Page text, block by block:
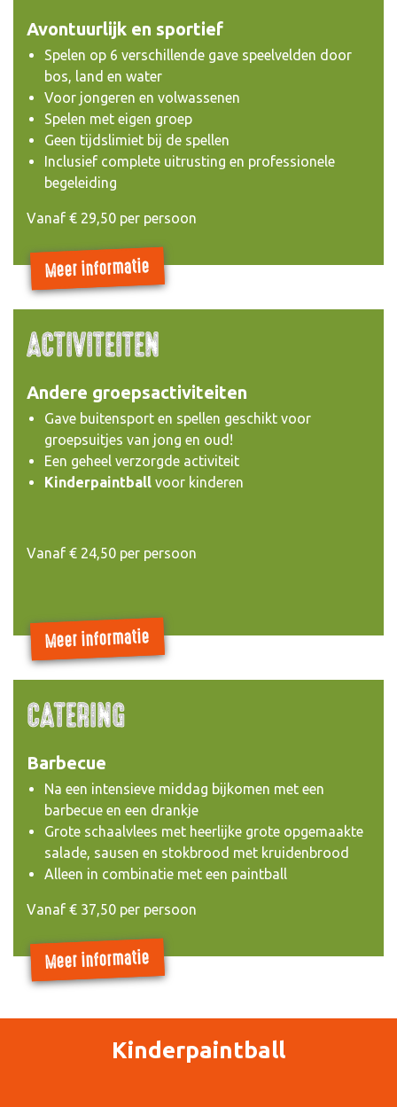
Avontuurlijk en sportief
Spelen op 6 verschillende gave speelvelden door
bos, land en water
Voor jongeren en volwassenen
Spelen met eigen groep
Geen tijdslimiet bij de spellen
Inclusief complete uitrusting en professionele
begeleiding
Vanaf € 29,50 per persoon
Meer informatie
ACTIVITEITEN
Andere groepsactiviteiten
Gave buitensport en spellen geschikt voor
groepsuitjes van jong en oud!
Een geheel verzorgde activiteit
Kinderpaintball voor kinderen
Vanaf € 24,50 per persoon
Meer informatie
CATERING
Barbecue
Na een intensieve middag bijkomen met een
barbecue en een drankje
Grote schaalvlees met heerlijke grote opgemaakte
salade, sausen en stokbrood met kruidenbrood
Alleen in combinatie met een paintball
Vanaf € 37,50 per persoon
Meer informatie
Kinderpaintball